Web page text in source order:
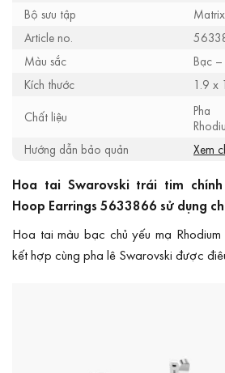
Bộ sưu tập
Matrix
Article no.
Màu sắc
Bạc –
Kích thước
1.9 x
Chất liệu
Pha
Hướng dẫn bảo quản
Xem
Hoa tai Swarovski trái tim
Hoop Earrings 5633866 sử dụng
Hoa tai màu bạc chủ yếu mạ
kết hợp cùng pha lê Swarovski được